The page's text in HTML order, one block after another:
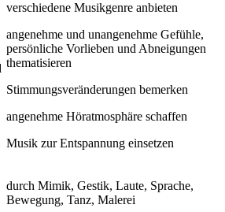
verschiedene Musikgenre anbieten
angenehme und unangenehme Gefühle,
persönliche Vorlieben und Abneigungen
thematisieren
Stimmungsveränderungen bemerken
angenehme Höratmosphäre schaffen
Musik zur Entspannung einsetzen
durch Mimik, Gestik, Laute, Sprache,
Bewegung, Tanz, Malerei